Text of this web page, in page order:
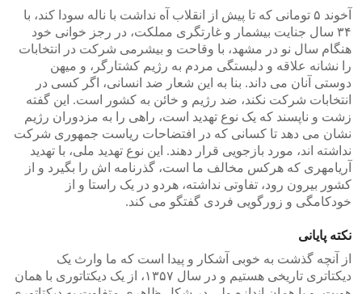
آخوند ۵ تومانی که تا پیش از انقلاب آه نداشت با ناله سودا کند، با
۳۴ سال جنایت بیشمار و غارتگری مملکت، در رجز خوانی خود
هنگام سال نو در مشهد، با وقاحت و بیشرمی شرکت در انتخابات
را نشانه علاقه و دلبستگی مردم به رژیم کشتارگر، و میهن
دوستی آنان می داند. بنا به این شعار ضد انسانی، اگر کسی در
انتخابات شرکت نکند، ضد رژیم و خائن به کشور است. این گفته
زشت و ناپسند که یک نوع تهدید است، راهی را به مزدوران رژیم
نشان می دهد تا کسانی که در افتضاحات ریاست جمهوری شرکت
نداشته اند، مورد بازجویی قرار دهند. این نوع تهدید ملی، با تهدید
آریامهری که هرکس مخالف ما است، گذرنامه اش را بگیرد و از
کشور بیرون رود، تفاوتی نداشته، هردو در یک راستا و از
خودکامگی و زورگویی فردی گفتگو می کند.
نکته پایانی
از آنچه گذشت به خوبی آشکار و پیدا است که ما وارث یک
دیکتاتری تاریخی هستیم و در سال ۱۳۵۷، از یک دیکتاتوری با همان